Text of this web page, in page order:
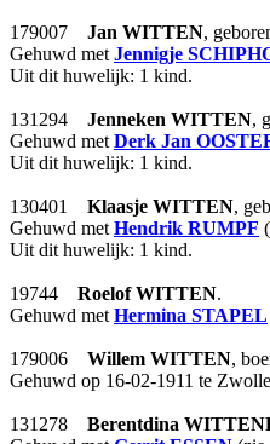
179007 Jan WITTEN,
Gehuwd met Jennigje
Uit dit huwelijk: 1 kind.
131294 Jenneken WITTEN,
Gehuwd met Derk Jan
Uit dit huwelijk: 1 kind.
130401 Klaasje WITTEN,
Gehuwd met Hendrik RUMPF
Uit dit huwelijk: 1 kind.
19744 Roelof WITTEN.
Gehuwd met Hermina STAPEL
179006 Willem WITTEN,
Gehuwd op 16-02-1911 te
131278 Berentdina